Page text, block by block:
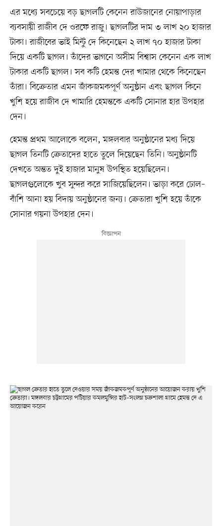
এর মধ্যে সবচেয়ে বড় ছাগলটি কেনেন রাউজানের নোয়াপাড়ার
ব্যবসায়ী রাজীব দে ওরফে রাজু। ছাগলটির দাম ৩ লাখ ২০ হাজার
টাকা। রাজীবের ভাই মিন্টু দে কিনেছেন ২ লাখ ৭০ হাজার টাকা
দিয়ে একটি ছাগল। তাঁদের ভাগনে অসীম বিশ্বাস কেনেন এক লাখ
টাকার একটি ছাগল। সব কটি হেমন্ত দের খামার থেকে কিনেছেন
তাঁরা। বিক্রেতার এমন জাঁকজমকপূর্ণ অনুষ্ঠান এবং ছাগল কিনে
খুশি হয়ে রাজীব দে খামারি হেমন্তকে একটি সোনার হার উপহার
দেন।
হেমন্ত প্রথম আলোকে বলেন, মঙ্গলবার অনুষ্ঠানের মধ্য দিয়ে
ছাগল তিনটি ক্রেতাদের হাতে তুলে দিয়েছেন তিনি। অনুষ্ঠানটি
দেখতে অন্তত দুই হাজার মানুষ উপস্থিত হয়েছিলেন।
ছাগলগুলোকে খুব সুন্দর করে সাজিয়েছিলেন। ভাড়া করে ঢোল–
বাঁশি আনা হয় বিদায় অনুষ্ঠানের জন্য। ক্রেতারা খুশি হয়ে তাঁকে
সোনার গয়না উপহার দেন।